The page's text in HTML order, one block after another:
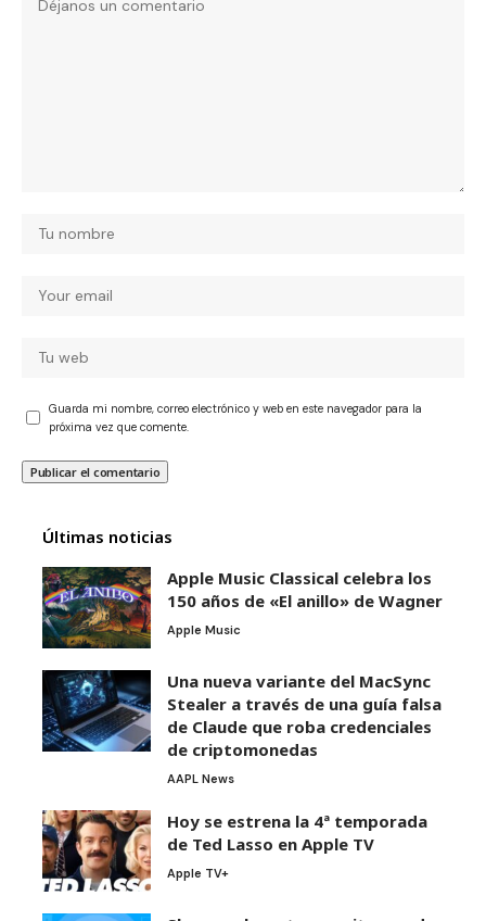
Guarda mi nombre, correo electrónico y web en este navegador para la
próxima vez que comente.
Últimas noticias
Apple Music Classical celebra los
150 años de «El anillo» de Wagner
Apple Music
Una nueva variante del MacSync
Stealer a través de una guía falsa
de Claude que roba credenciales
de criptomonedas
AAPL News
Hoy se estrena la 4ª temporada
de Ted Lasso en Apple TV
Apple TV+